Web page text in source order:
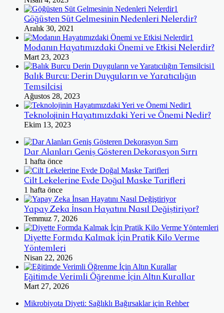
Göğüsten Süt Gelmesinin Nedenleri Nelerdir?
Aralık 30, 2021
Modanın Hayatımızdaki Önemi ve Etkisi Nelerdir?
Mart 23, 2023
Balık Burcu: Derin Duyguların ve Yaratıcılığın
Temsilcisi
Ağustos 28, 2023
Teknolojinin Hayatımızdaki Yeri ve Önemi Nedir?
Ekim 13, 2023
Dar Alanları Geniş Gösteren Dekorasyon Sırrı
1 hafta önce
Cilt Lekelerine Evde Doğal Maske Tarifleri
1 hafta önce
Yapay Zeka İnsan Hayatını Nasıl Değiştiriyor?
Temmuz 7, 2026
Diyette Formda Kalmak İçin Pratik Kilo Verme
Yöntemleri
Nisan 22, 2026
Eğitimde Verimli Öğrenme İçin Altın Kurallar
Mart 27, 2026
Mikrobiyota Diyeti: Sağlıklı Bağırsaklar için Rehber